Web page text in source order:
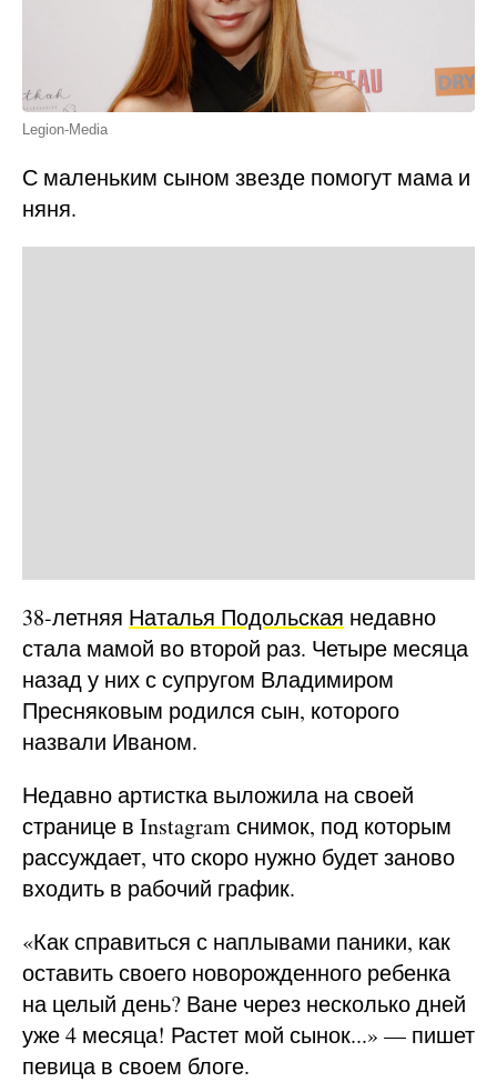
Legion-Media
С маленьким сыном звезде помогут мама и
няня.
38-летняя Наталья Подольская недавно
стала мамой во второй раз. Четыре месяца
назад у них с супругом Владимиром
Пресняковым родился сын, которого
назвали Иваном.
Недавно артистка выложила на своей
странице в Instagram снимок, под которым
рассуждает, что скоро нужно будет заново
входить в рабочий график.
«Как справиться с наплывами паники, как
оставить своего новорожденного ребенка
на целый день? Ване через несколько дней
уже 4 месяца! Растет мой сынок...» — пишет
певица в своем блоге.